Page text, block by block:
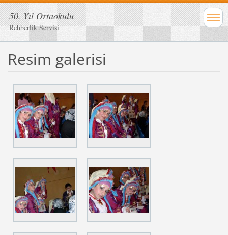
50. Yıl Ortaokulu
Rehberlik Servisi
Resim galerisi